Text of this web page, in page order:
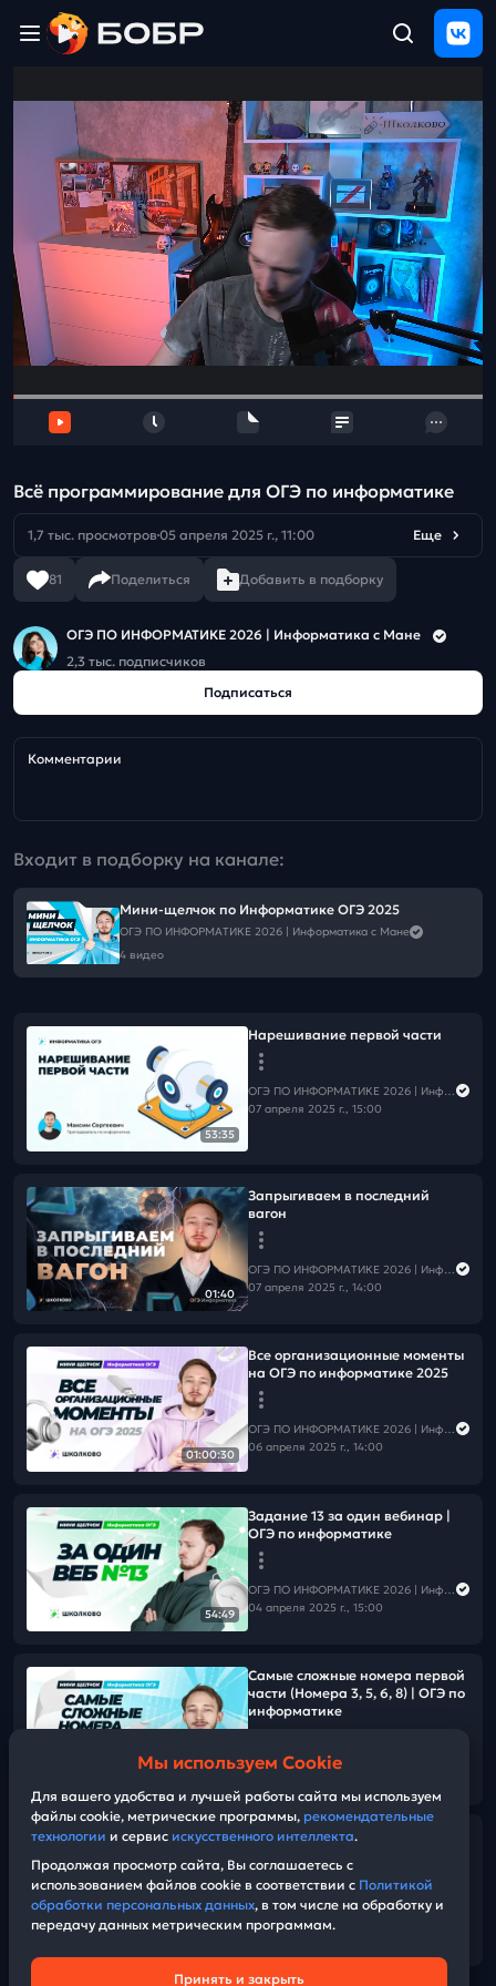
ЩЕЛЧОК
Полезные
материалы
Проверка
сочинений
Тех
поддержка
и
отзыв
Всё программирование для ОГЭ по информатике
1,7 тыс. просмотров 05 апреля 2025 г., 11:00 Еще
81 Поделиться Добавить в подборку
ОГЭ ПО ИНФОРМАТИКЕ 2026 | Информатика с Мане
2,3 тыс. подписчиков
Подписаться
Комментарии
Входит в подборку на канале:
Мини-щелчок по Информатике ОГЭ 2025
ОГЭ ПО ИНФОРМАТИКЕ 2026 | Информатика с Мане
4 видео
53:35
Нарешивание первой части
ОГЭ ПО ИНФОРМАТИКЕ 2026 | Информатика с Мане
07 апреля 2025 г., 15:00
01:40
Запрыгиваем в последний
вагон
ОГЭ ПО ИНФОРМАТИКЕ 2026 | Информатика с Мане
07 апреля 2025 г., 14:00
01:00:30
Все организационные моменты
на ОГЭ по информатике 2025
ОГЭ ПО ИНФОРМАТИКЕ 2026 | Информатика с Мане
06 апреля 2025 г., 14:00
54:49
Задание 13 за один вебинар |
ОГЭ по информатике
ОГЭ ПО ИНФОРМАТИКЕ 2026 | Информатика с Мане
04 апреля 2025 г., 15:00
01:42:46
Самые сложные номера первой
части (Номера 3, 5, 6, 8) | ОГЭ по
информатике
01:35:50
Разбор пробника №3 ОГЭ по
30 марта 2025 г., 14:00
Мы используем Cookie
Для вашего удобства и лучшей работы сайта мы используем
файлы cookie, метрические программы, рекомендательные
технологии и сервис искусственного интеллекта.
Продолжая просмотр сайта, Вы соглашаетесь с
использованием файлов cookie в соответствии с Политикой
обработки персональных данных, в том числе на обработку и
передачу данных метрическим программам.
Принять и закрыть